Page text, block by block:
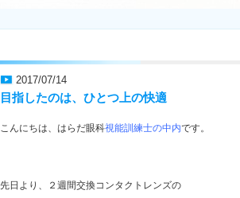
2017/07/14
目指したのは、ひとつ上の快適
こんにちは、はらだ眼科視能訓練士の中内です。
先日より、２週間交換コンタクトレンズの